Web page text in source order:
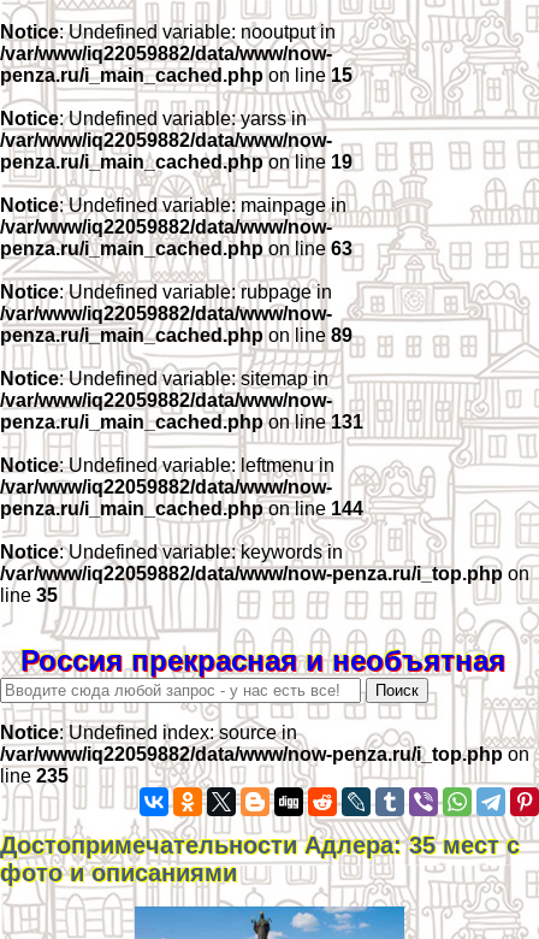
Notice: Undefined variable: nooutput in
/var/www/iq22059882/data/www/now-
penza.ru/i_main_cached.php on line 15
Notice: Undefined variable: yarss in
/var/www/iq22059882/data/www/now-
penza.ru/i_main_cached.phpon line 19
Notice: Undefined variable: mainpage in
/var/www/iq22059882/data/www/now-
penza.ru/i_main_cached.php on line 63
Notice: Undefined variable: rubpage in
/var/www/iq22059882/data/www/now-
penza.ru/i_main_cached.php on line 89
Notice: Undefined variable: sitemap in
/var/www/iq22059882/data/www/now-
penza.ru/i_main_cached.phpon line131
Notice: Undefined variable: leftmenu in
/var/www/iq22059882/data/www/now-
penza.ru/i_main_cached.phpon line 144
Notice: Undefined variable: keywords in
/var/www/iq22059882/data/www/now-penza.ru/i_top.php on
line 35
Россия прекрасная и необъятная
Notice: Undefined index: source in
/var/www/iq22059882/data/www/now-penza.ru/i_top.phpon
line 235
Достопримечательности Адлера: 35 мест с
фото и описаниями